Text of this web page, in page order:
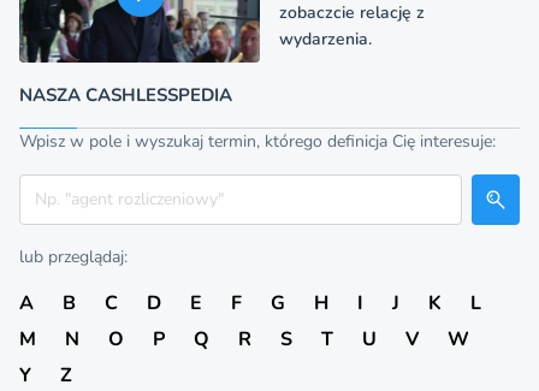
zobaczcie relację z
wydarzenia.
NASZA CASHLESSPEDIA
Wpisz w pole i wyszukaj termin, którego definicja Cię interesuje:
Szukaj
lub przeglądaj:
A B C D E F G H I J K
L
M
N O P Q R S T U V
W
Y
Z